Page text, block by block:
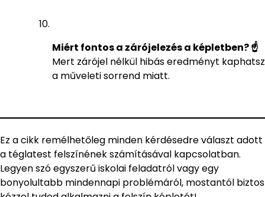
Miért fontos a zárójelezés a képletben? ☝️
Mert zárójel nélkül hibás eredményt kaphatsz
a műveleti sorrend miatt.
Ez a cikk remélhetőleg minden kérdésedre választ adott
a téglatest felszínének számításával kapcsolatban.
Legyen szó egyszerű iskolai feladatról vagy egy
bonyolultabb mindennapi problémáról, mostantól biztos